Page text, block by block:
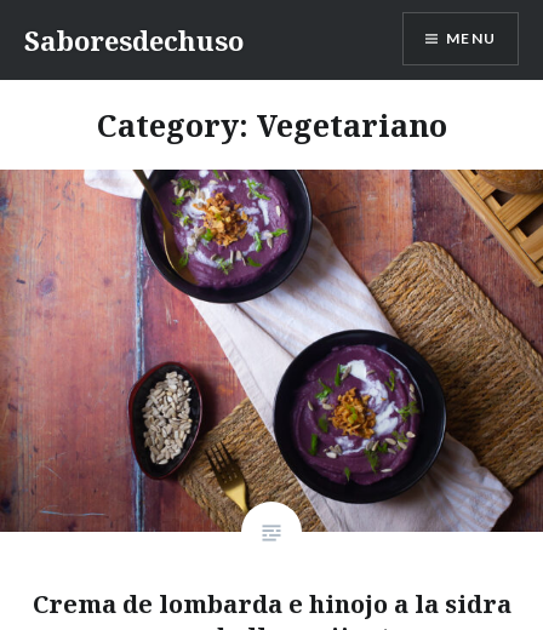
content
Saboresdechuso MENU
Category: Vegetariano
Crema de lombarda e hinojo a la sidra